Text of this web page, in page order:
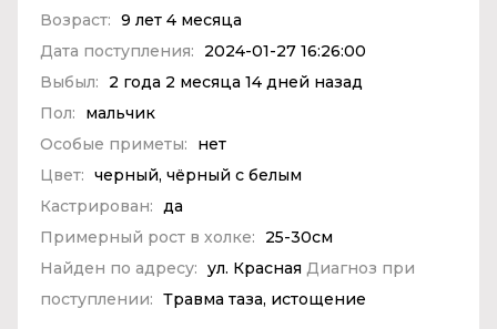
Возраст: 9 лет 4 месяца
Дата поступления:
2024-01-27 16:26:00
Выбыл:
2 года 2 месяца 14 дней назад
Пол:
мальчик
Особые приметы:
нет
Цвет: черный, чёрный с белым
Кастрирован: да
Примерный рост в холке:
25-30см
Найден по адресу: ул. Красная Диагноз при
поступлении: Травма таза, истощение